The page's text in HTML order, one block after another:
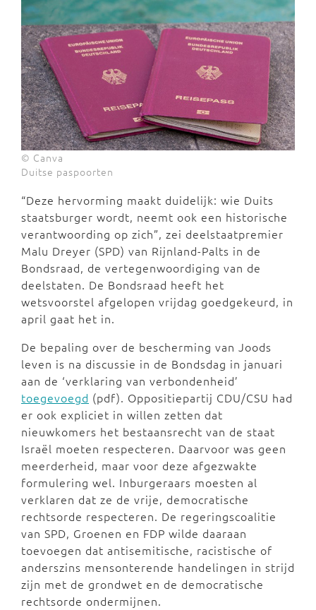
© Canva
Duitse paspoorten
“Deze hervorming maakt duidelijk: wie Duits
staatsburger wordt, neemt ook een historische
verantwoording op zich”, zei deelstaatpremier
Malu Dreyer (SPD) van Rijnland-Palts in de
Bondsraad, de vertegenwoordiging van de
deelstaten. De Bondsraad heeft het
wetsvoorstel afgelopen vrijdag goedgekeurd, in
april gaat het in.
De bepaling over de bescherming van Joods
leven is na discussie in de Bondsdag in januari
aan de ‘verklaring van verbondenheid’
toegevoegd (pdf). Oppositiepartij CDU/CSU had
er ook expliciet in willen zetten dat
nieuwkomers het bestaansrecht van de staat
Israël moeten respecteren. Daarvoor was geen
meerderheid, maar voor deze afgezwakte
formulering wel. Inburgeraars moesten al
verklaren dat ze de vrije, democratische
rechtsorde respecteren. De regeringscoalitie
van SPD, Groenen en FDP wilde daaraan
toevoegen dat antisemitische, racistische of
anderszins mensonterende handelingen in strijd
zijn met de grondwet en de democratische
rechtsorde ondermijnen.